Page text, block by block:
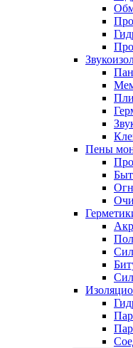
Пены